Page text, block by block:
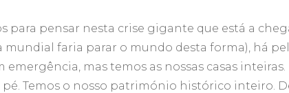
para pensar nesta crise gigante que está a
mundial faria parar o mundo desta forma), há
emergência, mas temos as nossas casas inteiras.
pé. Temos o nosso património histórico inteiro.